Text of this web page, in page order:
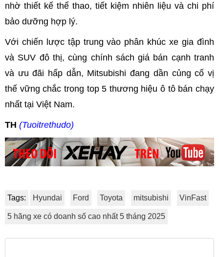
nhờ thiết kế thể thao, tiết kiệm nhiên liệu và chi phí
bảo dưỡng hợp lý.
Với chiến lược tập trung vào phân khúc xe gia đình
và SUV đô thị, cùng chính sách giá bán cạnh tranh
và ưu đãi hấp dẫn, Mitsubishi đang dần củng cố vị
thế vững chắc trong top 5 thương hiệu ô tô bán chạy
nhất tại Việt Nam.
TH (Tuoitrethudo)
Tags: Hyundai Ford Toyota mitsubishi VinFast
5 hãng xe có doanh số cao nhất 5 tháng 2025